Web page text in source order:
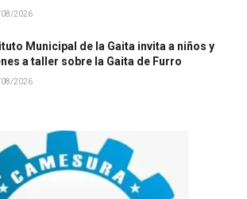
2026
Municipal de la Gaita invita a niños y
a taller sobre la Gaita de Furro
2026